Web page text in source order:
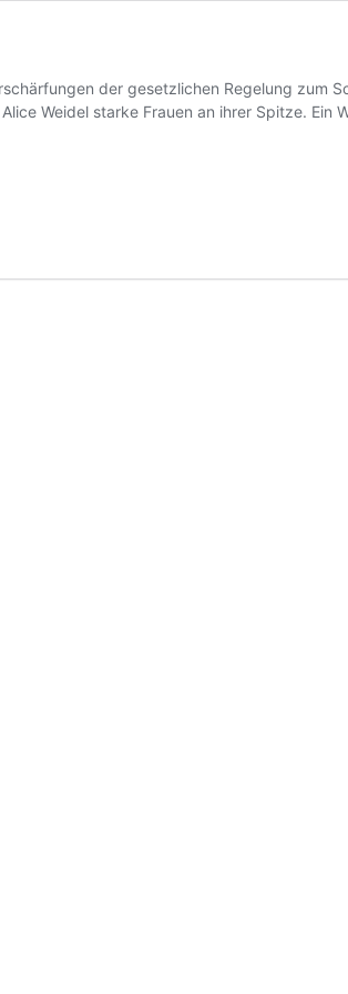
der gesetzlichen Regelung zum
Weidel starke Frauen an ihrer Spitze. Ein